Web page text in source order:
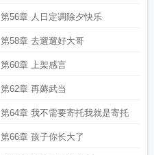
第56章 人日定调除夕快乐
第58章 去遛遛好大哥
第60章 上架感言
第62章 再薅武当
第64章 我不需要寄托我就是寄托
第66章 孩子你长大了